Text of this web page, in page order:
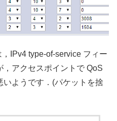
IPv4 type-of-service フィー
アクセスポイントで QoS
ようです．(パケットを捨